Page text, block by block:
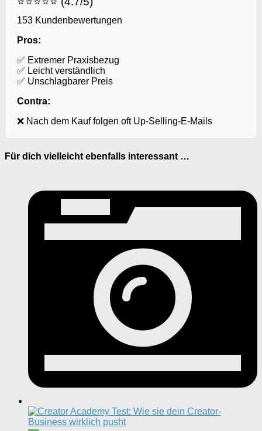
153 Kundenbewertungen
Pros:
✅ Extremer Praxisbezug
✅ Leicht verständlich
✅ Unschlagbarer Preis
Contra:
❌ Nach dem Kauf folgen oft Up-Selling-E-Mails
Für dich vielleicht ebenfalls interessant …